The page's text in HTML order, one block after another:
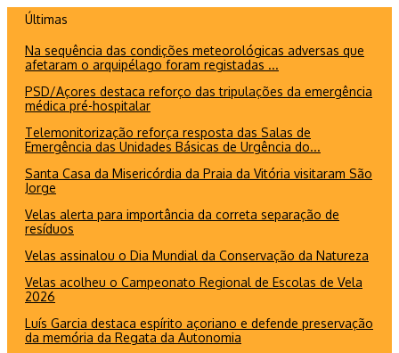
conteúdo
Últimas
Na sequência das condições meteorológicas adversas que
afetaram o arquipélago foram registadas ...
PSD/Açores destaca reforço das tripulações da emergência
médica pré-hospitalar
Telemonitorização reforça resposta das Salas de
Emergência das Unidades Básicas de Urgência do...
Santa Casa da Misericórdia da Praia da Vitória visitaram São
Jorge
Velas alerta para importância da correta separação de
resíduos
Velas assinalou o Dia Mundial da Conservação da Natureza
Velas acolheu o Campeonato Regional de Escolas de Vela
2026
Luís Garcia destaca espírito açoriano e defende preservação
da memória da Regata da Autonomia